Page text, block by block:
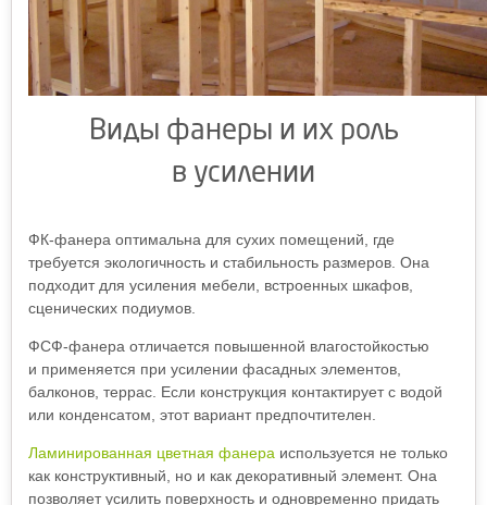
Виды фанеры и их роль
в усилении
ФК-фанера оптимальна для сухих помещений, где
требуется экологичность и стабильность размеров. Она
подходит для усиления мебели, встроенных шкафов,
сценических подиумов.
ФСФ-фанера отличается повышенной влагостойкостью
и применяется при усилении фасадных элементов,
балконов, террас. Если конструкция контактирует с водой
или конденсатом, этот вариант предпочтителен.
Ламинированная цветная фанера используется не только
как конструктивный, но и как декоративный элемент. Она
позволяет усилить поверхность и одновременно придать